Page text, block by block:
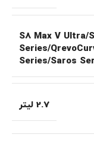
S8 Max V Ultra/
Series/
Series/Saros
2.7 لیتر